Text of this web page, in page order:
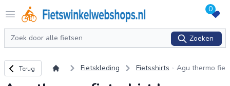
Open menu
Logo Fietswinkelwebshops.nl 0
Zoeken
Zoeken
Terug naar overzicht
Terug Fietskleding Fietsshirts
Agu thermo fie